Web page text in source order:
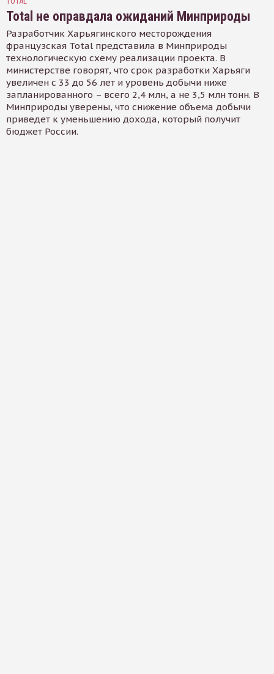
Total не оправдала ожиданий Минприроды
Разработчик Харьягинского месторождения
французская Total представила в Минприроды
технологическую схему реализации проекта. В
министерстве говорят, что срок разработки Харьяги
увеличен с 33 до 56 лет и уровень добычи ниже
запланированного – всего 2,4 млн, а не 3,5 млн тонн. В
Минприроды уверены, что снижение объема добычи
приведет к уменьшению дохода, который получит
бюджет России.